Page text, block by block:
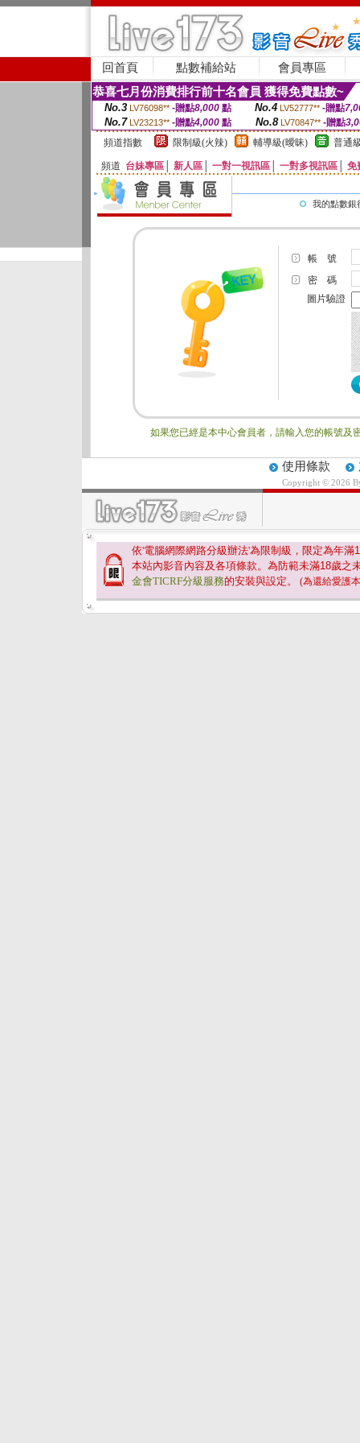
回首頁 點數補給站 會員專區
恭喜七月份消費排行前十名會員 獲得免費點數~
No.3 LV76098** -贈點8,000點 No.4 LV52777** -贈點
No.7 LV23213** -贈點4,000 點 No.8 LV70847** -贈點
頻道指數
限制級(火辣) 輔導級(曖昧) 普通
頻道 台妹專區 新人區 一對一視訊區 一對多視訊區 免
我的點數銀
帳 號
密 碼
圖片驗證
如果您已經是本中心會員者，請輸入您的帳號及
使用條款
Copyright © 2026
依'電腦網際網路分級辦法'為限制級，限定為年滿
本站內影音內容及各項條款。為防範未滿18歲之
金會TICRF分級服務的安裝與設定。 (為還給愛護